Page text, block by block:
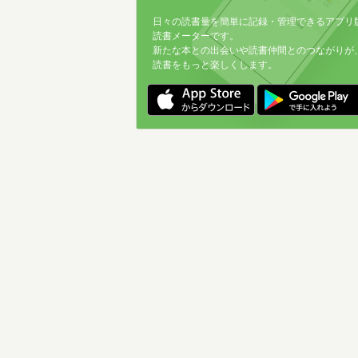
日々の読書量を簡単に記録・管理できるアプリ
読書メーターです。
新たな本との出会いや読書仲間とのつながりが
読書をもっと楽しくします。